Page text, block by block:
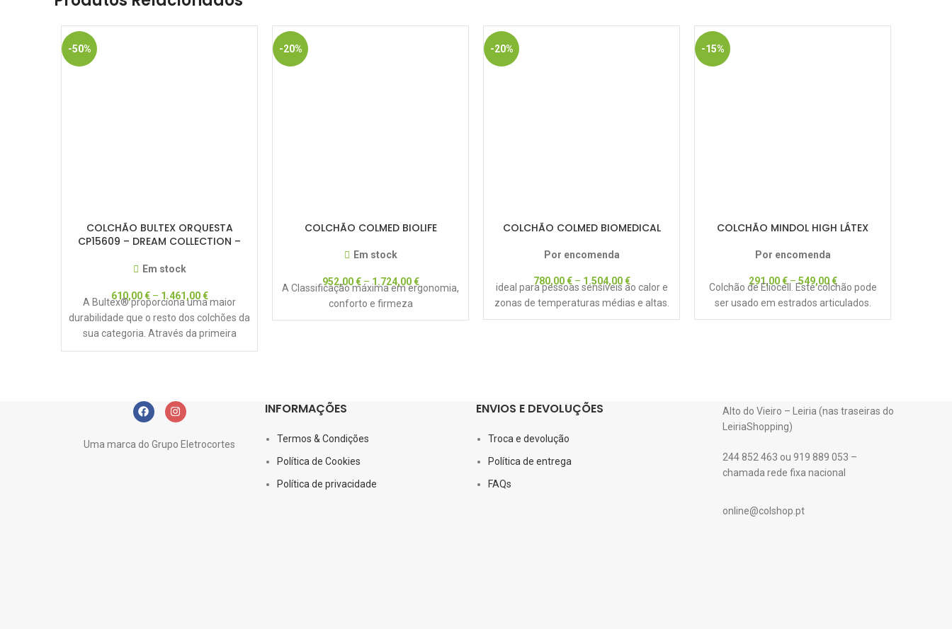
-50%
COLCHÃO BULTEX ORQUESTA
CP15609 – DREAM COLLECTION –
Em stock
610,00€– 1.461,00€
A Bultex® proporciona uma maior
durabilidade que o resto dos colchões da
sua categoria. Através da primeira
Camada de Progressão
-20%
COLCHÃO COLMED BIOLIFE
Em stock
952,00€– 1.724,00€
A Classificação máxima em ergonomia,
conforto e firmeza
-20%
COLCHÃO COLMED BIOMEDICAL
Por encomenda
780,00€– 1.504,00€
ideal para pessoas sensíveis ao calor e
zonas de temperaturas médias e altas.
-15%
COLCHÃO MINDOL HIGH LÁTEX
Por encomenda
291,00€–549,00€
Colchão de Eliocell. Este colchão pode
ser usado em estrados articulados.
Uma marca do Grupo Eletrocortes
INFORMAÇÕES
Termos & Condições
Política de Cookies
Política de privacidade
ENVIOS E DEVOLUÇÕES
Troca e devolução
Política de entrega
FAQs
Alto do Vieiro – Leiria (nas traseiras do
LeiriaShopping)
244 852 463 ou 919 889 053 –
chamada rede fixa nacional
online@colshop.pt